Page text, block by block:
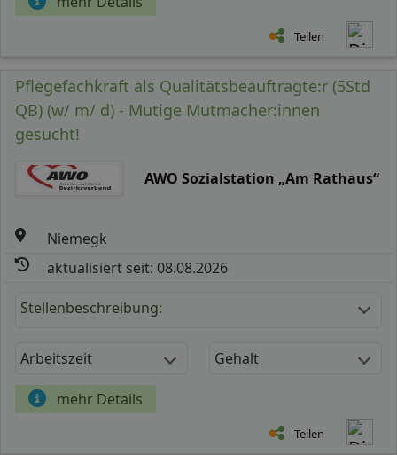
Teilen
Pflegefachkraft als Qualitätsbeauftragte:r (5Std
QB) (w/ m/ d) - Mutige Mutmacher:innen
gesucht!
AWO Sozialstation „Am Rathaus“
Niemegk
aktualisiert seit: 08.08.2026
Stellenbeschreibung:
Arbeitszeit Gehalt
mehr Details
Teilen